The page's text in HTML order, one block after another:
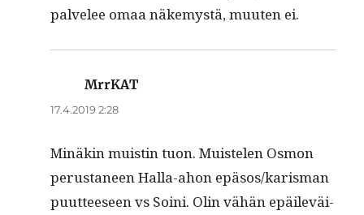
palvelee omaa näke­mys­tä, muuten ei.
MrrKAT
17.4.2019 2:28
Minäkin muistin tuon. Muis­te­len Osmon
perus­ta­neen Hal­la-ahon epäsos/karisman
puut­teeseen vs Soi­ni. Olin vähän epäileväi­